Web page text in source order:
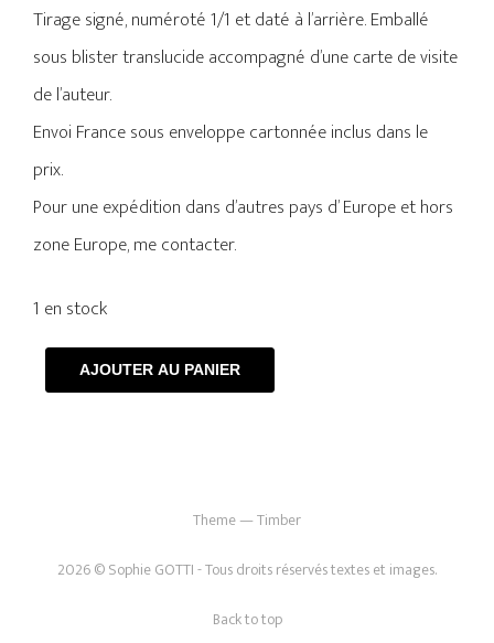
Tirage signé, numéroté 1/1 et daté à l’arrière. Emballé
sous blister translucide accompagné d’une carte de visite
de l’auteur.
Envoi France sous enveloppe cartonnée inclus dans le
prix.
Pour une expédition dans d’autres pays d’ Europe et hors
zone Europe, me contacter.
1 en stock
AJOUTER AU PANIER
Theme — Timber
2026 © Sophie GOTTI - Tous droits réservés textes et images.
Back to top